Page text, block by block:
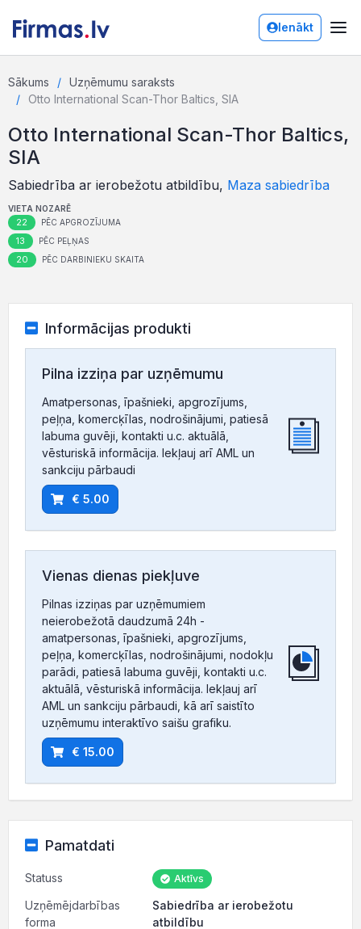
Ienākt
Sākums
Uzņēmumu saraksts
Otto International Scan-Thor Baltics, SIA
Otto International Scan-Thor Baltics,
SIA
Sabiedrība ar ierobežotu atbildību, Maza sabiedrība
VIETA NOZARĒ
22 PĒC APGROZĪJUMA
13 PĒC PEĻŅAS
20 PĒC DARBINIEKU SKAITA
Informācijas produkti
Pilna izziņa par uzņēmumu
Amatpersonas, īpašnieki, apgrozījums,
peļņa, komercķīlas, nodrošinājumi, patiesā
labuma guvēji, kontakti u.c. aktuālā,
vēsturiskā informācija. Iekļauj arī AML un
sankciju pārbaudi
€ 5.00
Vienas dienas piekļuve
Pilnas izziņas par uzņēmumiem
neierobežotā daudzumā 24h -
amatpersonas, īpašnieki, apgrozījums,
peļņa, komercķīlas, nodrošinājumi, nodokļu
parādi, patiesā labuma guvēji, kontakti u.c.
aktuālā, vēsturiskā informācija. Iekļauj arī
AML un sankciju pārbaudi, kā arī saistīto
uzņēmumu interaktīvo saišu grafiku.
€ 15.00
Pamatdati
Statuss Aktīvs
Uzņēmējdarbības
forma
Sabiedrība ar ierobežotu
atbildību